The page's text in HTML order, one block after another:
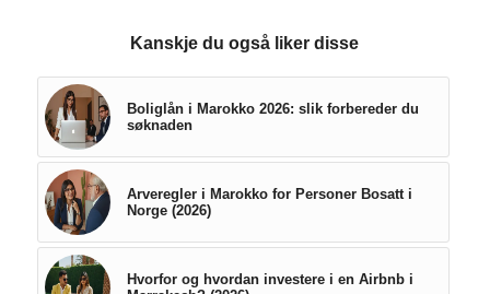
Kanskje du også liker disse
Boliglån i Marokko 2026: slik forbereder du
søknaden
Arveregler i Marokko for Personer Bosatt i
Norge (2026)
Hvorfor og hvordan investere i en Airbnb i